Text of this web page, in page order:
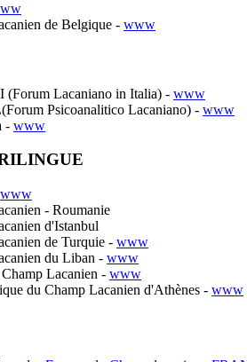
de Belgique - www
(Forum Lacaniano in Italia) - www
Psicoanalitico Lacaniano) - www
- www
www
- Roumanie
d'Istanbul
de Turquie - www
du Liban - www
Lacanien - www
du Champ Lacanien d'Athènes - www